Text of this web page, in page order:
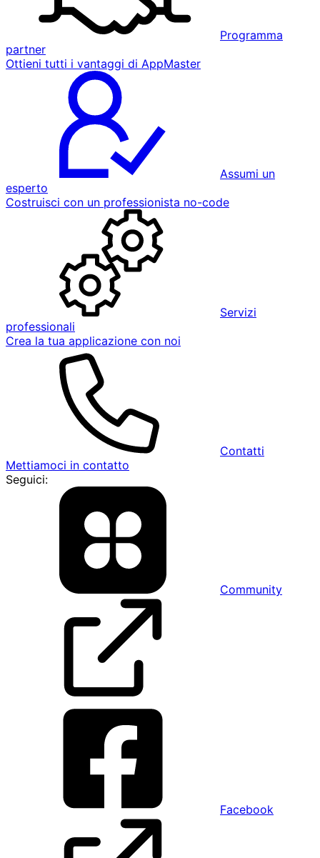
Programma
partner
Ottieni tutti i vantaggi di AppMaster
Assumi un
esperto
Costruisci con un professionista no-code
Servizi
professionali
Crea la tua applicazione con noi
Contatti
Mettiamoci in contatto
Seguici:
Community
Facebook